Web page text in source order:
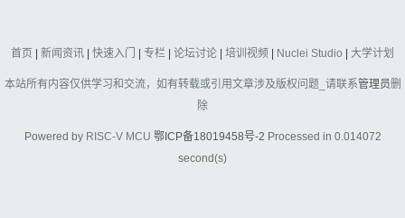
首页 新闻资讯 快速入门 专栏 论坛讨论 培训视频 Nuclei Studio 大学计划
本站所有内容仅供学习和交流，如有转载或引用文章涉及版权问题_请联系管理员删
除
Powered by RISC-V MCU 鄂ICP备18019458号-2 Processed in 0.014072
second(s)